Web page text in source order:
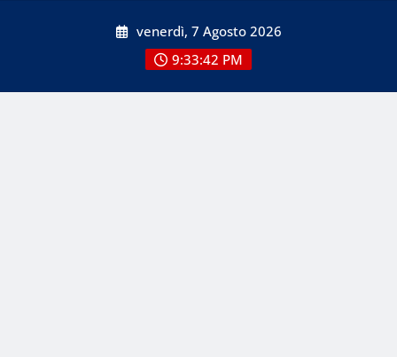
venerdì, 7 Agosto 2026
9:33:42 PM